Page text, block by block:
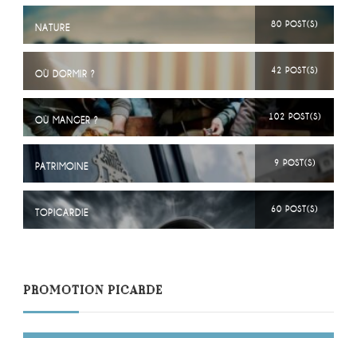
NATURE 80 POST(S)
OÙ DORMIR ? 42 POST(S)
OÙ MANGER ? 102 POST(S)
PATRIMOINE 9 POST(S)
TOPICARDIE 60 POST(S)
PROMOTION PICARDE